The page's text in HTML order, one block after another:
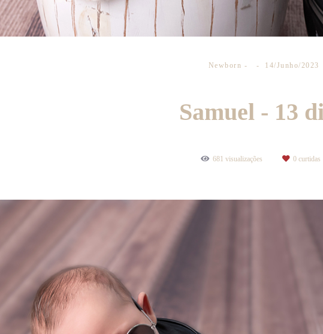
Newborn 14/Junho/2023
Samuel - 13
681 visualizações 0 curtidas